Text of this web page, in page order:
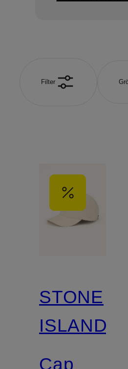
Filter
STONE
ISLAND
Cap